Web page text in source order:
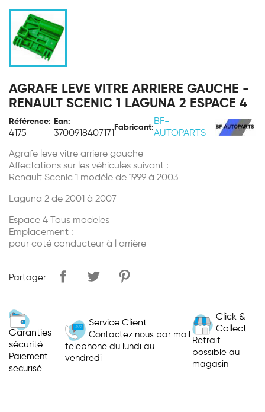
AGRAFE LEVE VITRE ARRIERE GAUCHE -
RENAULT SCENIC 1 LAGUNA 2 ESPACE 4
Référence:
4175
Ean:
3700918407171
Fabricant:
BF-
AUTOPARTS
Agrafe leve vitre arriere gauche
Affectations sur les véhicules suivant :
Renault Scenic 1 modèle de 1999 à 2003
Laguna 2 de 2001 à 2007
Espace 4 Tous modeles
Emplacement :
pour coté conducteur à l arrière
Partager
Garanties
sécurité
Paiement
securisé
Service Client
Contactez nous par mail
telephone du lundi au
vendredi
Click &
Collect
Retrait
possible au
magasin